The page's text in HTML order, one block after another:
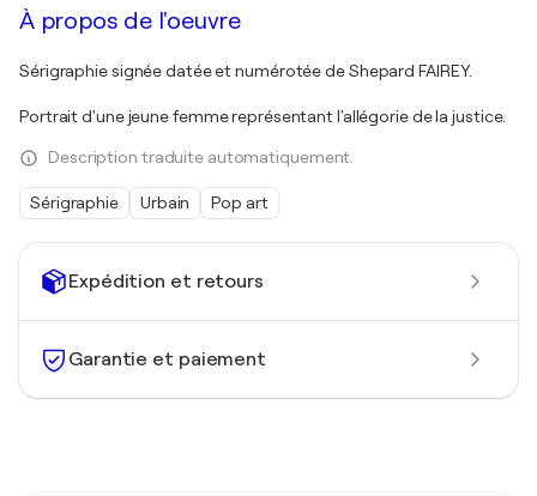
Expédition et retours
Garantie et paiement
À propos de l'oeuvre
Sérigraphie signée datée et numérotée de Shepard FAIREY.
Portrait d'une jeune femme représentant l'allégorie de la justice.
Description traduite automatiquement.
Sérigraphie Urbain Pop art